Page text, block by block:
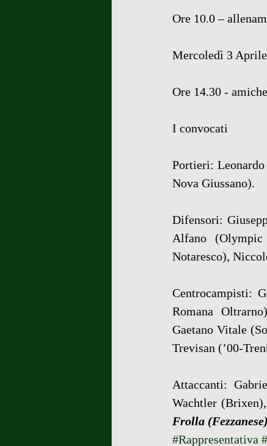
Ore 10.0 –
Mercoledì 3 Aprile
Ore 14.30 -
I convocati
Portieri:
Nova Giussano).
Difensori:
Alfano
Notaresco),
Centrocampisti:
Romana
Gaetano Vitale
Trevisan (’00-
Attaccanti:
Wachtler
Frolla (Fezzanese)
#Rappresentativa